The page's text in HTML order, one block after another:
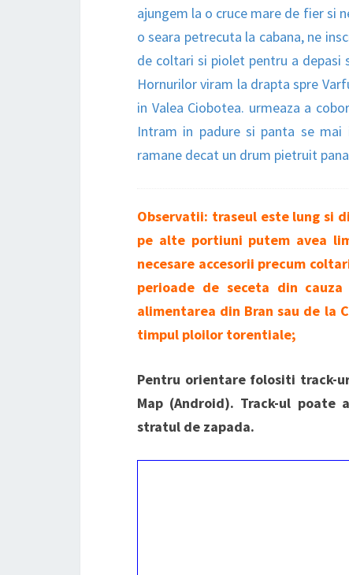
ajungem la o cruce mare de fier si
o seara petrecuta la cabana, ne
de coltari si piolet pentru a depasi
Hornurilor viram la drapta spre
in Valea Ciobotea. urmeaza a
Intram in padure si panta se mai
ramane decat un drum pietruit
Observatii: traseul este lung si
pe alte portiuni putem avea
necesare accesorii precum
perioade de seceta din
alimentarea din Bran sau de la
timpul ploilor torentiale;
Pentru orientare folositi track-
Map (Android). Track-ul
stratul de zapada.